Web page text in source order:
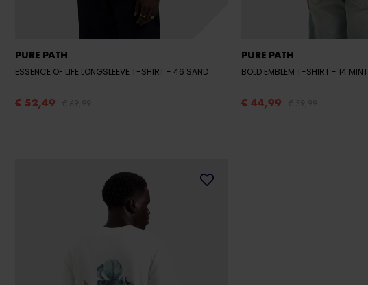
PURE PATH
ESSENCE OF LIFE LONGSLEEVE T-SHIRT - 46 SAND
€ 52,49
PURE PATH
BOLD EMBLEM T-SHIRT - 14 MINT
€ 44,99